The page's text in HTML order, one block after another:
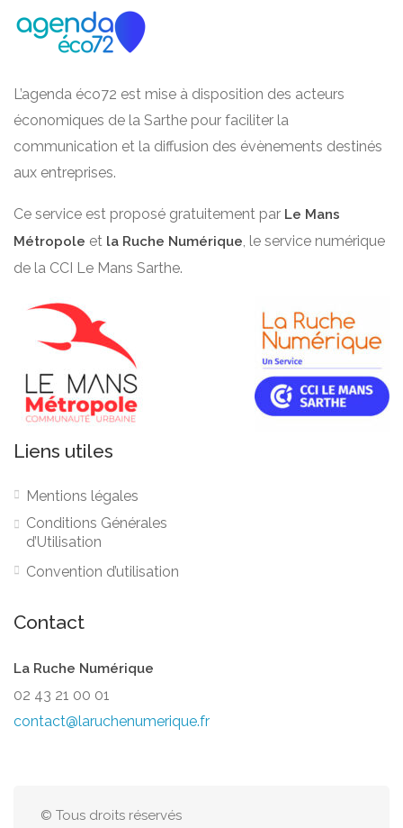
L’agenda éco72 est mise à disposition des acteurs
économiques de la Sarthe pour faciliter la
communication et la diffusion des évènements destinés
aux entreprises.
Ce service est proposé gratuitement par Le Mans
Métropole et la Ruche Numérique, le service numérique
de la CCI Le Mans Sarthe.
Liens utiles
Mentions légales
Conditions Générales
d’Utilisation
Convention d’utilisation
Contact
La Ruche Numérique
02 43 21 00 01
contact@laruchenumerique.fr
© Tous droits réservés